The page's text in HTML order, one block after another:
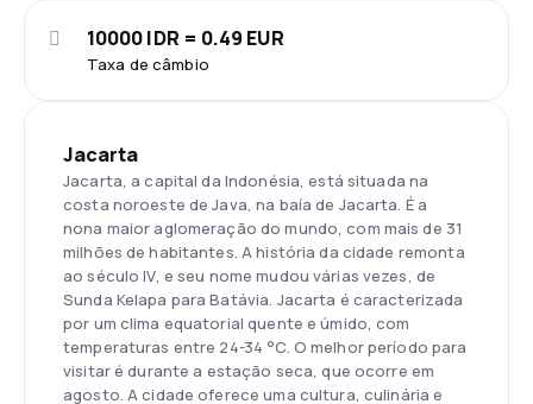
Taxa de câmbio
10000 IDR = 0.49 EUR
Jacarta
Jacarta, a capital da Indonésia, está situada na
costa noroeste de Java, na baía de Jacarta. É a
nona maior aglomeração do mundo, com mais de 31
milhões de habitantes. A história da cidade remonta
ao século IV, e seu nome mudou várias vezes, de
Sunda Kelapa para Batávia. Jacarta é caracterizada
por um clima equatorial quente e úmido, com
temperaturas entre 24-34 °C. O melhor período para
visitar é durante a estação seca, que ocorre em
agosto. A cidade oferece uma cultura, culinária e